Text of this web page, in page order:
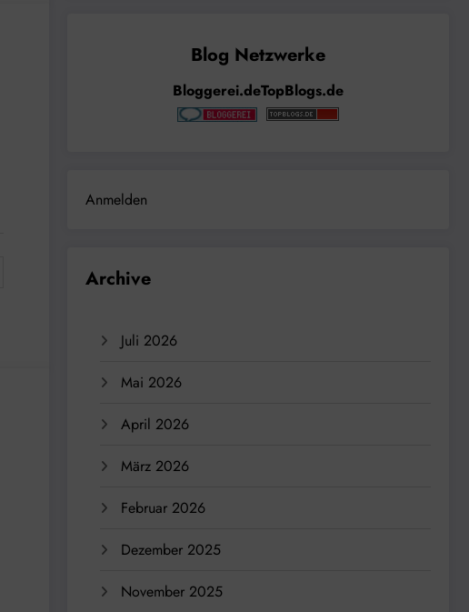
Bloggerei.deTopBlogs.de
Anmelden
Archive
Juli 2026
Mai 2026
April 2026
März 2026
Februar 2026
Dezember 2025
November 2025